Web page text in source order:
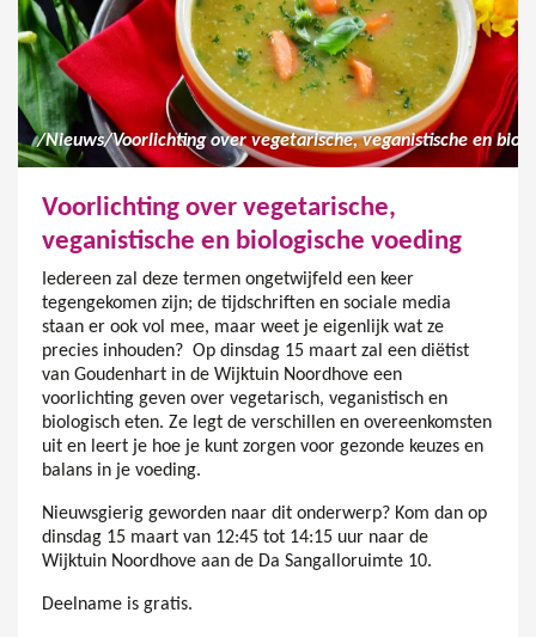
/Nieuws/
Voorlichting over vegetarische,
veganistische en biologische voeding
Iedereen zal deze termen ongetwijfeld een keer
tegengekomen zijn; de tijdschriften en sociale media
staan er ook vol mee, maar weet je eigenlijk wat ze
precies inhouden? Op dinsdag 15 maart zal een diëtist
van Goudenhart in de Wijktuin Noordhove een
voorlichting geven over vegetarisch, veganistisch en
biologisch eten. Ze legt de verschillen en overeenkomsten
uit en leert je hoe je kunt zorgen voor gezonde keuzes en
balans in je voeding.
Nieuwsgierig geworden naar dit onderwerp? Kom dan op
dinsdag 15 maart van 12:45 tot 14:15 uur naar de
Wijktuin Noordhove aan de Da Sangalloruimte 10.
Deelname is gratis.